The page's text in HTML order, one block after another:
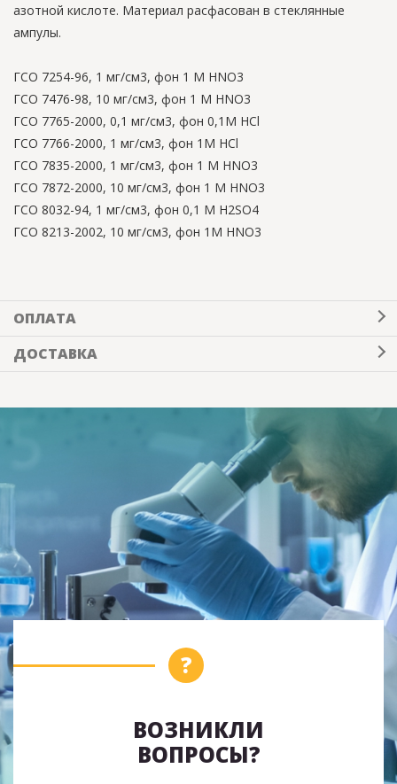
азотной кислоте. Материал расфасован в стеклянные
ампулы.
ГСО 7254-96, 1 мг/см3, фон 1 М НNO3
ГСО 7476-98, 10 мг/см3, фон 1 М НNO3
ГСО 7765-2000, 0,1 мг/см3, фон 0,1М HCl
ГСО 7766-2000, 1 мг/см3, фон 1М HCl
ГСО 7835-2000, 1 мг/см3, фон 1 М НNO3
ГСО 7872-2000, 10 мг/см3, фон 1 М НNO3
ГСО 8032-94, 1 мг/см3, фон 0,1 М Н2SO4
ГСО 8213-2002, 10 мг/см3, фон 1М HNO3
ОПЛАТА
ДОСТАВКА
ВОЗНИКЛИ
ВОПРОСЫ?